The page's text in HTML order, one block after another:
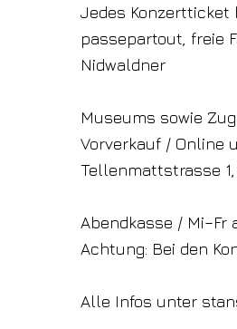
Jedes Konzertticket
passepartout, freie
Nidwaldner
Museums sowie
Vorverkauf / Online
Tellenmattstrasse 1,
Abendkasse / Mi–Fr
Achtung: Bei den
Alle Infos unter